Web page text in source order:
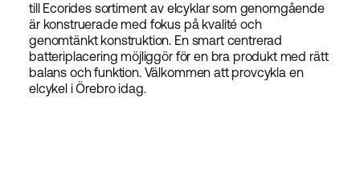
till Ecorides sortiment av elcyklar som genomgående
är konstruerade med fokus på kvalité och
genomtänkt konstruktion. En smart centrerad
batteriplacering möjliggör för en bra produkt med rätt
balans och funktion. Välkommen att provcykla en
elcykel i Örebro idag.